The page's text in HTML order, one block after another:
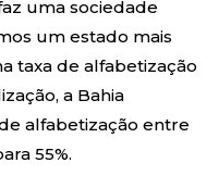
uma sociedade
um estado mais
taxa de alfabetização
a Bahia
alfabetização entre
55%.